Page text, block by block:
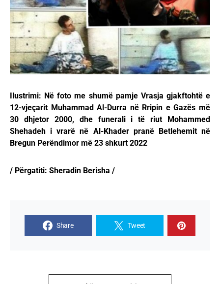
Ilustrimi: Në foto me shumë pamje Vrasja gjakftohtë e
12-vjeçarit Muhammad Al-Durra në Rripin e Gazës më
30 dhjetor 2000, dhe funerali i të riut Mohammed
Shehadeh i vrarë në Al-Khader pranë Betlehemit në
Bregun Perëndimor më 23 shkurt 2022
/ Përgatiti: Sheradin Berisha /
Share Tweet